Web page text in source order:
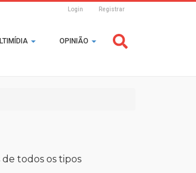
Login Registrar
OPINIÃO
todos os tipos